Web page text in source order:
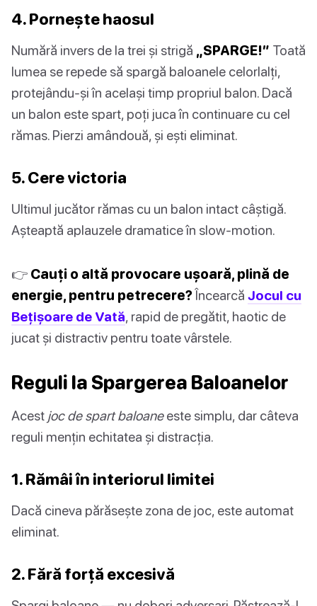
4. Pornește haosul
Numără invers de la trei și strigă „SPARGE!” Toată
lumea se repede să spargă baloanele celorlalți,
protejându-și în același timp propriul balon. Dacă
un balon este spart, poți juca în continuare cu cel
rămas. Pierzi amândouă, și ești eliminat.
5. Cere victoria
Ultimul jucător rămas cu un balon intact câștigă.
Așteaptă aplauzele dramatice în slow-motion.
👉 Cauți o altă provocare ușoară, plină de
energie, pentru petrecere?Încearcă Jocul cu
Bețișoare de Vată, rapid de pregătit, haotic de
jucat și distractiv pentru toate vârstele.
Reguli la Spargerea Baloanelor
Acest joc de spart baloaneeste simplu, dar câteva
reguli mențin echitatea și distracția.
1. Rămâi în interiorul limitei
Dacă cineva părăsește zona de joc, este automat
eliminat.
2. Fără forță excesivă